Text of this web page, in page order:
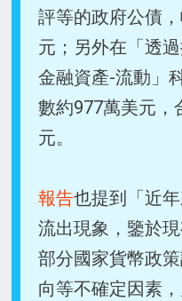
評等的政府公債
元；另外在「透
金融資產-流動」
數約977萬美元，
元。
報告也提到「近
流出現象，鑒於
部分國家貨幣政
向等不確定因素